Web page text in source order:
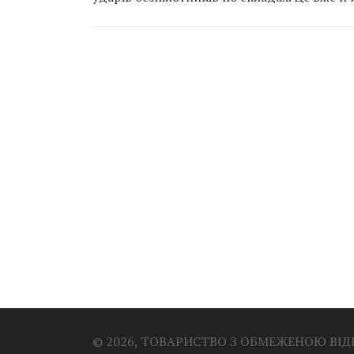
© 2026, ТОВАРИСТВО З ОБМЕЖЕНОЮ